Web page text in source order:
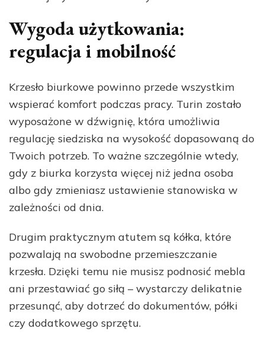
Wygoda użytkowania:
regulacja i mobilność
Krzesło biurkowe powinno przede wszystkim
wspierać komfort podczas pracy. Turin zostało
wyposażone w dźwignię, która umożliwia
regulację siedziska na wysokość dopasowaną do
Twoich potrzeb. To ważne szczególnie wtedy,
gdy z biurka korzysta więcej niż jedna osoba
albo gdy zmieniasz ustawienie stanowiska w
zależności od dnia.
Drugim praktycznym atutem są kółka, które
pozwalają na swobodne przemieszczanie
krzesła. Dzięki temu nie musisz podnosić mebla
ani przestawiać go siłą – wystarczy delikatnie
przesunąć, aby dotrzeć do dokumentów, półki
czy dodatkowego sprzętu.